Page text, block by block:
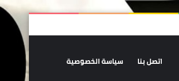
ملخص الموقع RSS
تسجيل
اتصل بنا سياسة الخصوصية الوضع